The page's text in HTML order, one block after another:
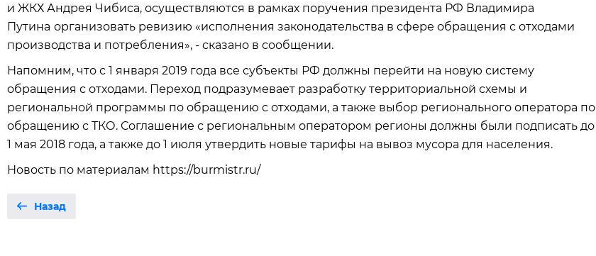
и ЖКХ Андрея Чибиса, осуществляются в рамках поручения президента РФ Владимира
Путина организовать ревизию «исполнения законодательства в сфере обращения с отходами
производства и потребления», - сказано в сообщении.
Напомним, что с 1 января 2019 года все субъекты РФ должны перейти на новую систему
обращения с отходами. Переход подразумевает разработку территориальной схемы и
региональной программы по обращению с отходами, а также выбор регионального оператора по
обращению с ТКО. Соглашение с региональным оператором регионы должны были подписать до
1 мая 2018 года, а также до 1 июля утвердить новые тарифы на вывоз мусора для населения.
Новость по материалам https://burmistr.ru/
Назад